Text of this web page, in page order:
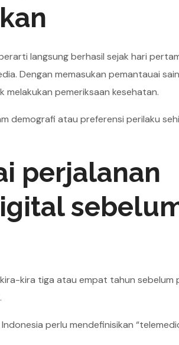
langsung berhasil sejak hari
Dengan memasukan pemantauai
pemeriksaan kesehatan.
demografi atau preferensi perilaku
perjalanan
kira tiga atau empat tahun sebelum
perlu mendefinisikan